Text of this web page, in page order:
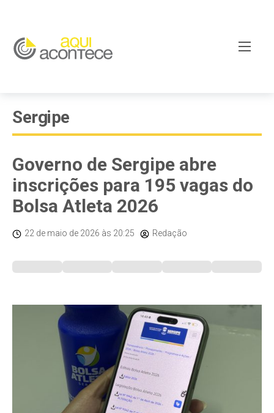
Sergipe
Governo de Sergipe abre
inscrições para 195 vagas do
Bolsa Atleta 2026
22 de maio de 2026 às 20:25 Redação